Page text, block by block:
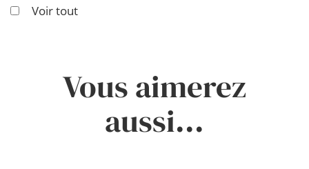
Voir tout
Vous aimerez
aussi...